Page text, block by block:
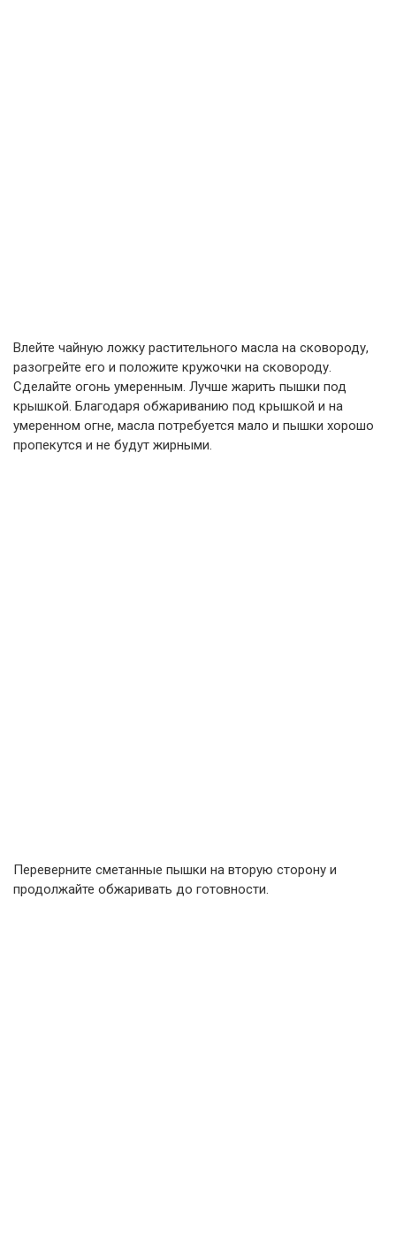
Влейте чайную ложку растительного масла на сковороду,
разогрейте его и положите кружочки на сковороду.
Сделайте огонь умеренным. Лучше жарить пышки под
крышкой. Благодаря обжариванию под крышкой и на
умеренном огне, масла потребуется мало и пышки хорошо
пропекутся и не будут жирными.
Переверните сметанные пышки на вторую сторону и
продолжайте обжаривать до готовности.